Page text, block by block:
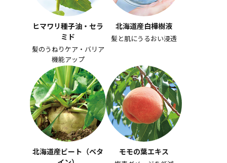
ヒマワリ種子油・セラ
ミド
髪のうねりケア・バリア
機能アップ
北海道産白樺樹液
髪と肌にうるおい浸透
北海道産ビート（ベタ
モモの葉エキス